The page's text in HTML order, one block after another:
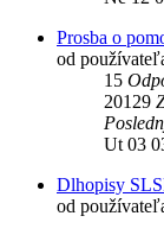
Prosba o
od
15
20129
Ut 03
Dlhopisy
od